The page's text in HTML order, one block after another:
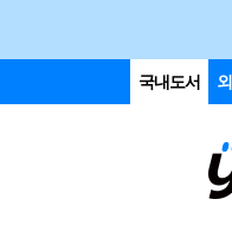
국내도서